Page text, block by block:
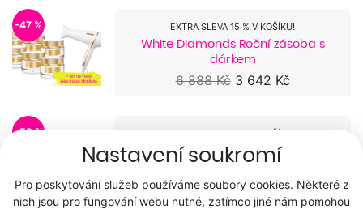
Nastavení soukromí
Pro poskytování služeb používáme soubory cookies. Některé z
nich jsou pro fungování webu nutné, zatímco jiné nám pomohou
-47 % EXTRA SLEVA 15 % V KOŠÍKU!
White Diamonds Roční zásoba s
dárkem
6 888 Kč 3 642 Kč
-52 %
24k Golden Night Roční zásoba s
dárkem
8 934 Kč 4 221 Kč